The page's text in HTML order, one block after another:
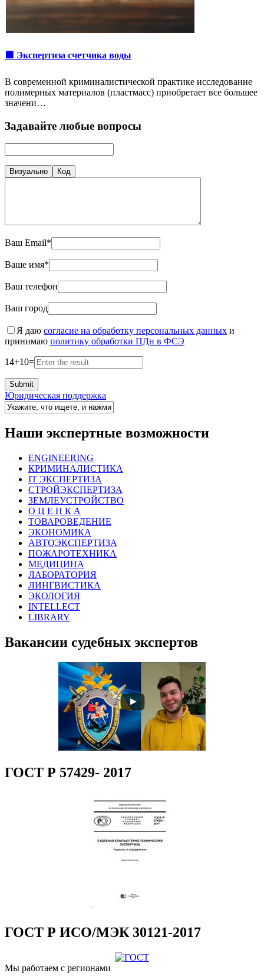
🟩 Экспертиза счетчика воды
В современной криминалистической практике исследование
полимерных материалов (пластмасс) приобретает все большее
значени…
Задавайте любые вопросы
Визуально Код
Ваш Email*
Ваше имя*
Ваш телефон
Ваш город
Я даю согласие на обработку персональных данных и
принимаю политику обработки ПДн в ФСЭ
14+10=
Юридическая поддержка
Наши экспертные возможности
ENGINEERING
КРИМИНАЛИСТИКА
IT ЭКСПЕРТИЗА
СТРОЙЭКСПЕРТИЗА
ЗЕМЛЕУСТРОЙСТВО
О Ц Е Н К А
ТОВАРОВЕДЕНИЕ
ЭКОНОМИКА
АВТОЭКСПЕРТИЗА
ПОЖАРОТЕХНИКА
МЕДИЦИНА
ЛАБОРАТОРИЯ
ЛИНГВИСТИКА
ЭКОЛОГИЯ
INTELLECT
LIBRARY
Вакансии судебных экспертов
ГОСТ Р 57429- 2017
ГОСТ Р ИСО/МЭК 30121-2017
Мы работаем с регионами